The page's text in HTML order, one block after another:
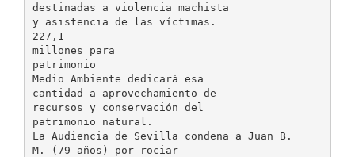
destinadas a violencia machista
y asistencia de las víctimas.
227,1
millones para
patrimonio
Medio Ambiente dedicará esa
cantidad a aprovechamiento de
recursos y conservación del
patrimonio natural.
La Audiencia de Sevilla condena a Juan B.
M. (79 años) por rociar